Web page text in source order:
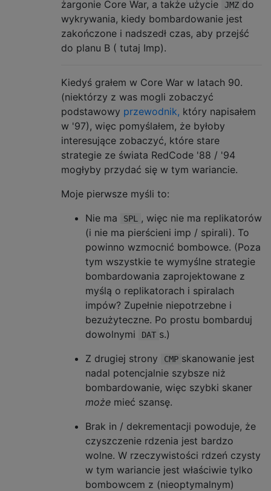
żargonie Core War, a także użycie JMZ do
wykrywania, kiedy bombardowanie jest
zakończone i nadszedł czas, aby przejść
do planu B ( tutaj Imp).
Kiedyś grałem w Core War w latach 90.
(niektórzy z was mogli zobaczyć
podstawowy przewodnik, który napisałem
w '97), więc pomyślałem, że byłoby
interesujące zobaczyć, które stare
strategie ze świata RedCode '88 / '94
mogłyby przydać się w tym wariancie.
Moje pierwsze myśli to:
Nie ma
SPL
, więc nie ma replikatorów
(i nie ma pierścieni imp / spirali). To
powinno wzmocnić bombowce. (Poza
tym wszystkie te wymyślne strategie
bombardowania zaprojektowane z
myślą o replikatorach i spiralach
impów? Zupełnie niepotrzebne i
bezużyteczne. Po prostu bombarduj
dowolnymi
DAT s.)
Z drugiej strony
CMP skanowanie jest
nadal potencjalnie szybsze niż
bombardowanie, więc szybki skaner
może mieć szansę.
Brak in / dekrementacji powoduje, że
czyszczenie rdzenia jest bardzo
wolne. W rzeczywistości rdzeń czysty
w tym wariancie jest właściwie tylko
bombowcem z (nieoptymalnym)